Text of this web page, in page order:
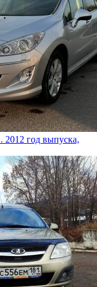
2012 год выпуска,